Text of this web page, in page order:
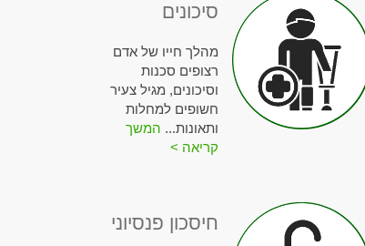
סיכונים
מהלך חייו של אדם
רצופים סכנות
וסיכונים, מגיל צעיר
חשופים למחלות
ותאונות... המשך
קריאה >
חיסכון פנסיוני